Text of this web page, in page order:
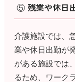
⑤ 残業や休日
介護施設では、
業や休日出勤が
がある施設では
るため、ワーク